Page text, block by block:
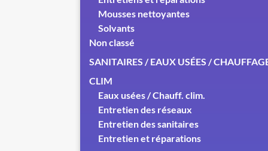
Mousses nettoyantes
Solvants
Non classé
SANITAIRES / EAUX USÉES /
CLIM
Eaux usées / Chauff. clim.
Entretien des réseaux
Entretien des sanitaires
Entretien et réparations